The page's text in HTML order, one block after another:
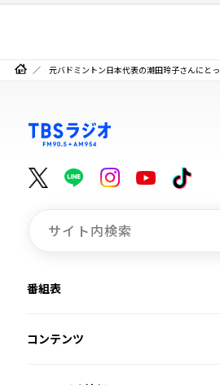
元バドミントン日本代表の潮田玲子さんにとっ
番組表
コンテンツ